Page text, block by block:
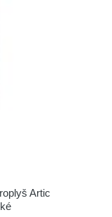
Artic